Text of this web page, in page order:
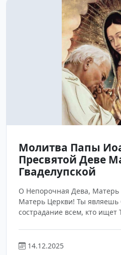
Молитва Папы
Пресвятой Деве
Гваделупской
О Непорочная Дева, Матерь
Матерь Церкви! Ты являешь
сострадание всем, кто
14.12.2025